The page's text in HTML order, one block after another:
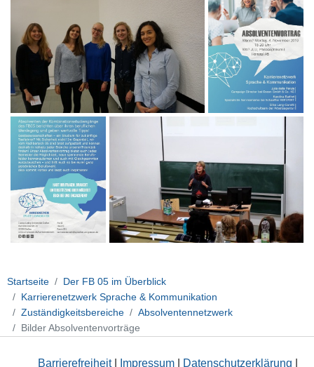
Startseite
Der FB 05 im Überblick
Karrierenetzwerk Sprache & Kommunikation
Zuständigkeitsbereiche
Absolventennetzwerk
Bilder Absolventenvorträge
Barrierefreiheit| Impressum Datenschutzerklärung